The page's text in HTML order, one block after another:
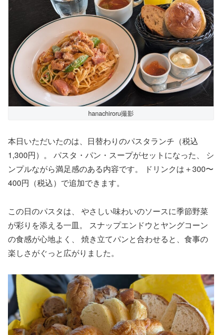
hanachiroru撮影
本日いただいたのは、日替わりのパスタランチ（税込
1,300円）。 パスタ・パン・スープがセットになった、 シ
ンプルながら満足感のある内容です。 ドリンクは＋300〜
400円（税込）で追加できます。
この日のパスタは、 やさしい味わいのソースに季節野菜
が彩りを添える一皿。 スナップエンドウとヤングコーン
の食感が心地よく、 焼き立てパンと合わせると、食事の
楽しさがぐっと広がりました。